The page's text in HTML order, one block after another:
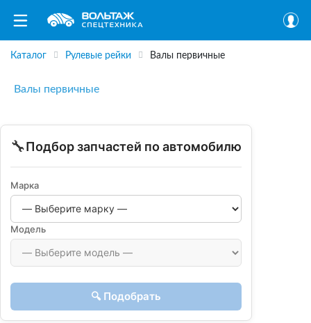
Каталог Рулевые рейки Валы первичные
Валы первичные
🔧Подбор запчастей по автомобилю
Марка
Модель
🔍 Подобрать